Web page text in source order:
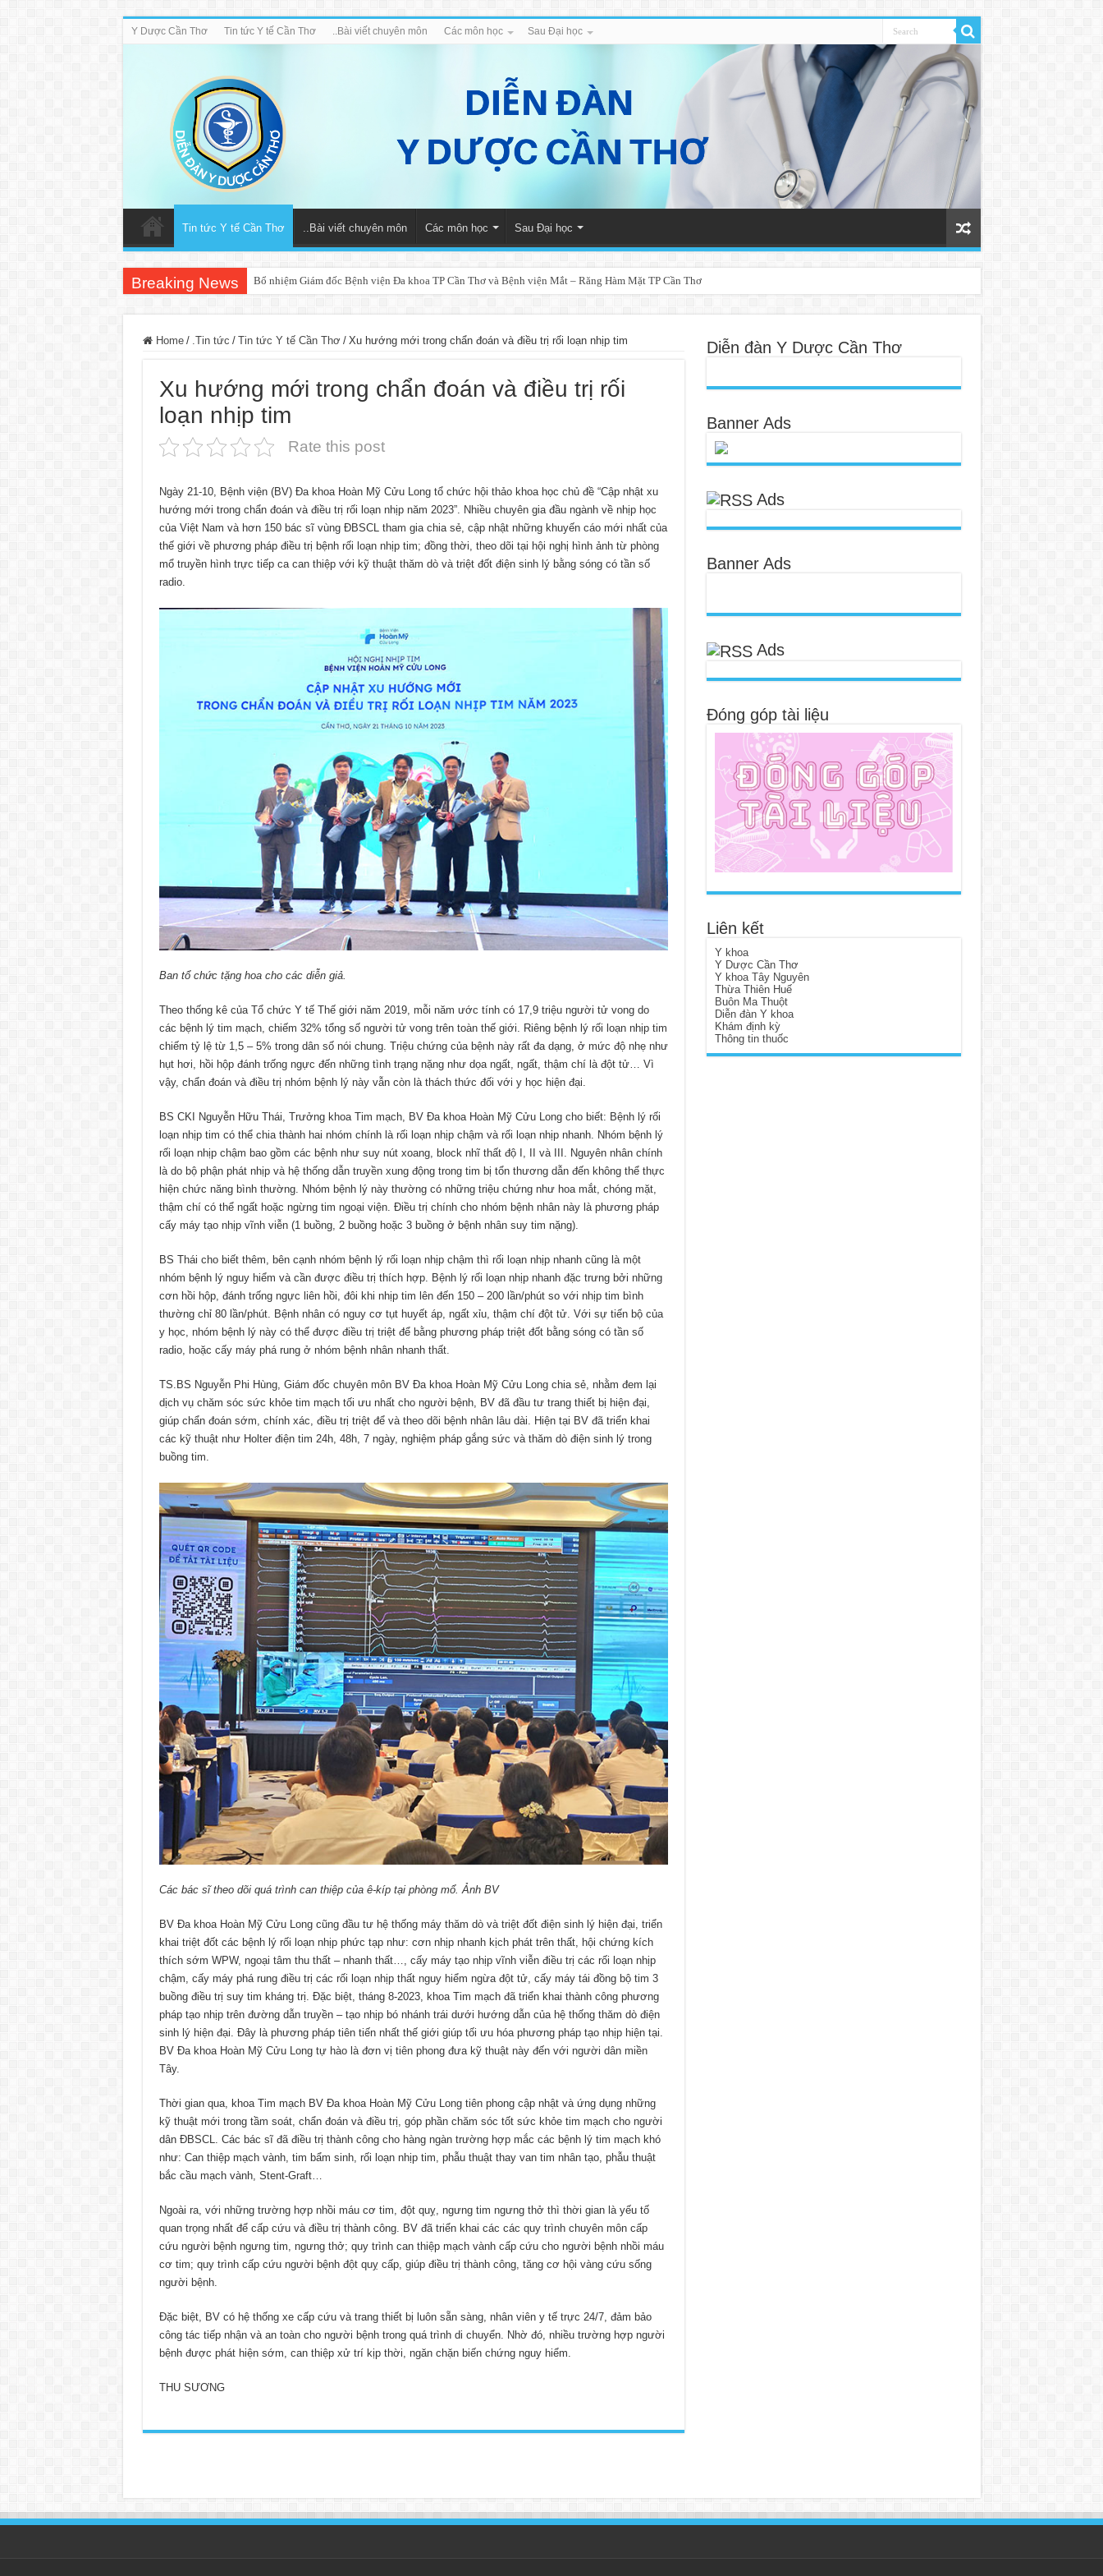
Y Dược Cần Thơ Tin tức Y tế Cần Thơ ..Bài viết chuyên môn Các môn học Sau Đại học
Tin tức Y tế Cần Thơ ..Bài viết chuyên môn Các môn học Sau Đại học
Breaking News Bổ nhiệm Giám đốc Bệnh viện Đa khoa TP Cần Thơ và Bệnh viện Mắt – Răng Hàm Mặt TP Cần Thơ
Home / .Tin tức / Tin tức Y tế Cần Thơ / Xu hướng mới trong chẩn đoán và điều trị rối loạn nhịp tim
Xu hướng mới trong chẩn đoán và điều trị rối
loạn nhịp tim
Rate this post
Ngày 21-10, Bệnh viện (BV) Đa khoa Hoàn Mỹ Cửu Long tổ chức hội thảo khoa học chủ đề “Cập nhật xu
hướng mới trong chẩn đoán và điều trị rối loạn nhịp năm 2023”. Nhiều chuyên gia đầu ngành về nhịp học
của Việt Nam và hơn 150 bác sĩ vùng ĐBSCL tham gia chia sẻ, cập nhật những khuyến cáo mới nhất của
thế giới về phương pháp điều trị bệnh rối loạn nhịp tim; đồng thời, theo dõi tại hội nghị hình ảnh từ phòng
mổ truyền hình trực tiếp ca can thiệp với kỹ thuật thăm dò và triệt đốt điện sinh lý bằng sóng có tần số
radio.
Ban tổ chức tặng hoa cho các diễn giả.
Theo thống kê của Tổ chức Y tế Thế giới năm 2019, mỗi năm ước tính có 17,9 triệu người tử vong do
các bệnh lý tim mạch, chiếm 32% tổng số người tử vong trên toàn thế giới. Riêng bệnh lý rối loạn nhịp tim
chiếm tỷ lệ từ 1,5 – 5% trong dân số nói chung. Triệu chứng của bệnh này rất đa dạng, ở mức độ nhẹ như
hụt hơi, hồi hộp đánh trống ngực đến những tình trạng nặng như dọa ngất, ngất, thậm chí là đột tử… Vì
vậy, chẩn đoán và điều trị nhóm bệnh lý này vẫn còn là thách thức đối với y học hiện đại.
BS CKI Nguyễn Hữu Thái, Trưởng khoa Tim mạch, BV Đa khoa Hoàn Mỹ Cửu Long cho biết: Bệnh lý rối
loạn nhịp tim có thể chia thành hai nhóm chính là rối loạn nhịp chậm và rối loạn nhịp nhanh. Nhóm bệnh lý
rối loạn nhịp chậm bao gồm các bệnh như suy nút xoang, block nhĩ thất độ I, II và III. Nguyên nhân chính
là do bộ phận phát nhịp và hệ thống dẫn truyền xung động trong tim bị tổn thương dẫn đến không thể thực
hiện chức năng bình thường. Nhóm bệnh lý này thường có những triệu chứng như hoa mắt, chóng mặt,
thậm chí có thể ngất hoặc ngừng tim ngoại viện. Điều trị chính cho nhóm bệnh nhân này là phương pháp
cấy máy tạo nhịp vĩnh viễn (1 buồng, 2 buồng hoặc 3 buồng ở bệnh nhân suy tim nặng).
BS Thái cho biết thêm, bên cạnh nhóm bệnh lý rối loạn nhịp chậm thì rối loạn nhịp nhanh cũng là một
nhóm bệnh lý nguy hiểm và cần được điều trị thích hợp. Bệnh lý rối loạn nhịp nhanh đặc trưng bởi những
cơn hồi hộp, đánh trống ngực liên hồi, đôi khi nhịp tim lên đến 150 – 200 lần/phút so với nhịp tim bình
thường chỉ 80 lần/phút. Bệnh nhân có nguy cơ tụt huyết áp, ngất xỉu, thậm chí đột tử. Với sự tiến bộ của
y học, nhóm bệnh lý này có thể được điều trị triệt để bằng phương pháp triệt đốt bằng sóng có tần số
radio, hoặc cấy máy phá rung ở nhóm bệnh nhân nhanh thất.
TS.BS Nguyễn Phi Hùng, Giám đốc chuyên môn BV Đa khoa Hoàn Mỹ Cửu Long chia sẻ, nhằm đem lại
dịch vụ chăm sóc sức khỏe tim mạch tối ưu nhất cho người bệnh, BV đã đầu tư trang thiết bị hiện đại,
giúp chẩn đoán sớm, chính xác, điều trị triệt để và theo dõi bệnh nhân lâu dài. Hiện tại BV đã triển khai
các kỹ thuật như Holter điện tim 24h, 48h, 7 ngày, nghiệm pháp gắng sức và thăm dò điện sinh lý trong
buồng tim.
Các bác sĩ theo dõi quá trình can thiệp của ê-kíp tại phòng mổ. Ảnh BV
BV Đa khoa Hoàn Mỹ Cửu Long cũng đầu tư hệ thống máy thăm dò và triệt đốt điện sinh lý hiện đại, triển
khai triệt đốt các bệnh lý rối loạn nhịp phức tạp như: cơn nhịp nhanh kịch phát trên thất, hội chứng kích
thích sớm WPW, ngoại tâm thu thất – nhanh thất…, cấy máy tạo nhịp vĩnh viễn điều trị các rối loạn nhịp
chậm, cấy máy phá rung điều trị các rối loạn nhịp thất nguy hiểm ngừa đột tử, cấy máy tái đồng bộ tim 3
buồng điều trị suy tim kháng trị. Đặc biệt, tháng 8-2023, khoa Tim mạch đã triển khai thành công phương
pháp tạo nhịp trên đường dẫn truyền – tạo nhịp bó nhánh trái dưới hướng dẫn của hệ thống thăm dò điện
sinh lý hiện đại. Đây là phương pháp tiên tiến nhất thế giới giúp tối ưu hóa phương pháp tạo nhịp hiện tại.
BV Đa khoa Hoàn Mỹ Cửu Long tự hào là đơn vị tiên phong đưa kỹ thuật này đến với người dân miền
Tây.
Thời gian qua, khoa Tim mạch BV Đa khoa Hoàn Mỹ Cửu Long tiên phong cập nhật và ứng dụng những
kỹ thuật mới trong tầm soát, chẩn đoán và điều trị, góp phần chăm sóc tốt sức khỏe tim mạch cho người
dân ĐBSCL. Các bác sĩ đã điều trị thành công cho hàng ngàn trường hợp mắc các bệnh lý tim mạch khó
như: Can thiệp mạch vành, tim bẩm sinh, rối loạn nhịp tim, phẫu thuật thay van tim nhân tạo, phẫu thuật
bắc cầu mạch vành, Stent-Graft…
Ngoài ra, với những trường hợp nhồi máu cơ tim, đột quỵ, ngưng tim ngưng thở thì thời gian là yếu tố
quan trọng nhất để cấp cứu và điều trị thành công. BV đã triển khai các các quy trình chuyên môn cấp
cứu người bệnh ngưng tim, ngưng thở; quy trình can thiệp mạch vành cấp cứu cho người bệnh nhồi máu
cơ tim; quy trình cấp cứu người bệnh đột quỵ cấp, giúp điều trị thành công, tăng cơ hội vàng cứu sống
người bệnh.
Đặc biệt, BV có hệ thống xe cấp cứu và trang thiết bị luôn sẵn sàng, nhân viên y tế trực 24/7, đảm bảo
công tác tiếp nhận và an toàn cho người bệnh trong quá trình di chuyển. Nhờ đó, nhiều trường hợp người
bệnh được phát hiện sớm, can thiệp xử trí kịp thời, ngăn chặn biến chứng nguy hiểm.
THU SƯƠNG
Diễn đàn Y Dược Cần Thơ
Banner Ads
Ads
Banner Ads
Ads
Đóng góp tài liệu
Liên kết
Y khoa
Y Dược Cần Thơ
Y khoa Tây Nguyên
Thừa Thiên Huế
Buôn Ma Thuột
Diễn đàn Y khoa
Khám định kỳ
Thông tin thuốc